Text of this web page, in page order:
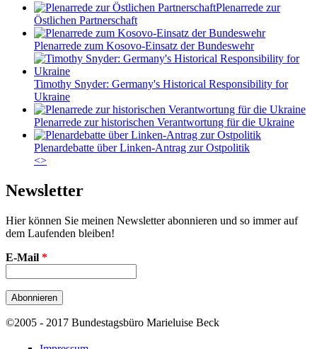
Plenarrede zur
Östlichen Partnerschaft
Plenarrede zum Kosovo-Einsatz der Bundeswehr
Timothy Snyder: Germany's Historical Responsibility for
Ukraine
Plenarrede zur historischen Verantwortung für die Ukraine
Plenardebatte über Linken-Antrag zur Ostpolitik
<>
Newsletter
Hier können Sie meinen Newsletter abonnieren und so immer auf
dem Laufenden bleiben!
E-Mail *
©2005 - 2017 Bundestagsbüro Marieluise Beck